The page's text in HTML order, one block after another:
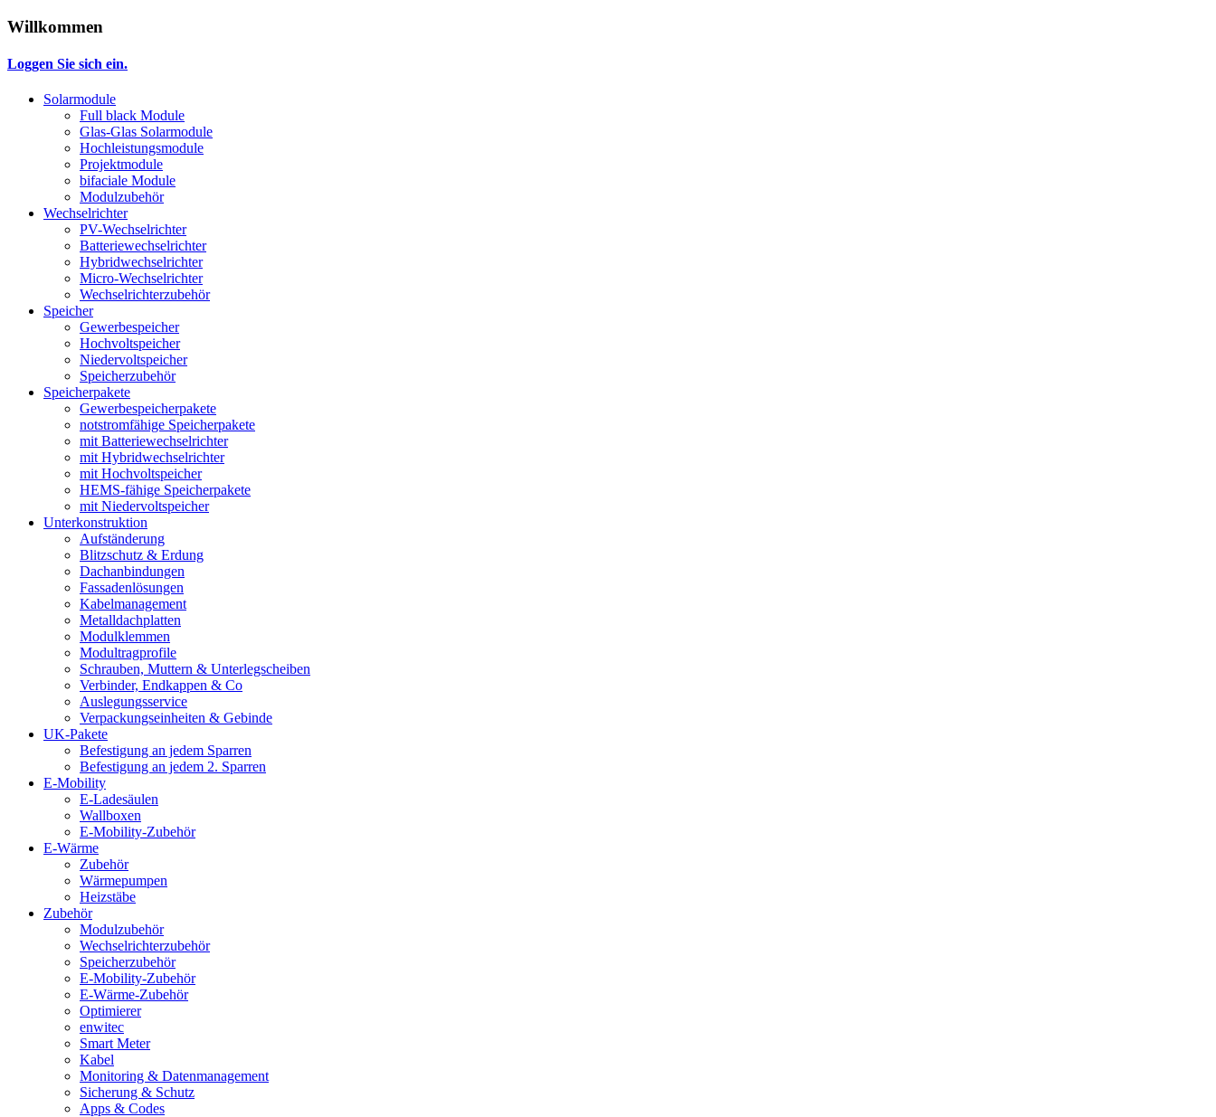
Willkommen
Loggen Sie sich ein.
Solarmodule
Full black Module
Glas-Glas Solarmodule
Hochleistungsmodule
Projektmodule
bifaciale Module
Modulzubehör
Wechselrichter
PV-Wechselrichter
Batteriewechselrichter
Hybridwechselrichter
Micro-Wechselrichter
Wechselrichterzubehör
Speicher
Gewerbespeicher
Hochvoltspeicher
Niedervoltspeicher
Speicherzubehör
Speicherpakete
Gewerbespeicherpakete
notstromfähige Speicherpakete
mit Batteriewechselrichter
mit Hybridwechselrichter
mit Hochvoltspeicher
HEMS-fähige Speicherpakete
mit Niedervoltspeicher
Unterkonstruktion
Aufständerung
Blitzschutz & Erdung
Dachanbindungen
Fassadenlösungen
Kabelmanagement
Metalldachplatten
Modulklemmen
Modultragprofile
Schrauben, Muttern & Unterlegscheiben
Verbinder, Endkappen & Co
Auslegungsservice
Verpackungseinheiten & Gebinde
UK-Pakete
Befestigung an jedem Sparren
Befestigung an jedem 2. Sparren
E-Mobility
E-Ladesäulen
Wallboxen
E-Mobility-Zubehör
E-Wärme
Zubehör
Wärmepumpen
Heizstäbe
Zubehör
Modulzubehör
Wechselrichterzubehör
Speicherzubehör
E-Mobility-Zubehör
E-Wärme-Zubehör
Optimierer
enwitec
Smart Meter
Kabel
Monitoring & Datenmanagement
Sicherung & Schutz
Apps & Codes